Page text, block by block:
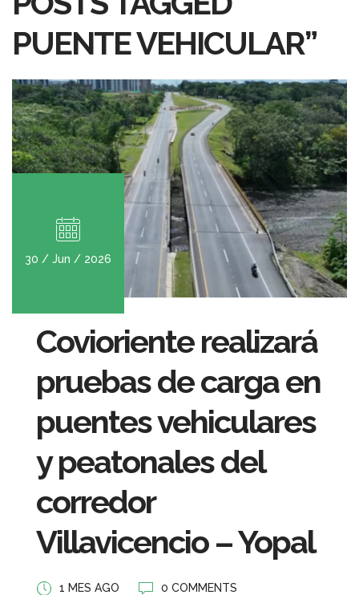
PUENTE VEHICULAR”
30 / Jun / 2026
Covioriente realizará
pruebas de carga en
puentes vehiculares
y peatonales del
corredor
Villavicencio – Yopal
1 MES AGO 0 COMMENTS